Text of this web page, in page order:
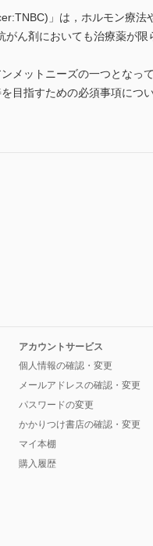
」は，ホルモン療法
ん剤においても治療薬が限
メットニーズの一つとなって
目指すための必須事項につ
アカウントサービス
個人情報の確認・変更
メールアドレスの確認・変更
パスワードの変更
かかりつけ書店の確認・変更
マイ本棚
購入履歴